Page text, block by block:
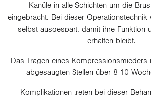
Kanüle in alle Schichten um die
eingebracht. Bei dieser Operationstechnik
selbst ausgespart, damit ihre Funktion
erhalten bleibt.
Das Tragen eines Kompressionsmieders
abgesaugten Stellen über 8-10
Komplikationen treten bei dieser